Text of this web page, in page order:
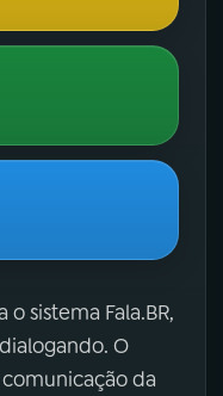
sistema Fala.BR,
O
da